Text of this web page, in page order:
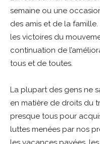
semaine ou une
des amis et de la
les victoires du
continuation de
tous et de toutes.
La plupart des gens ne
en matière de droits du
presque tous pour
luttes menées par nos